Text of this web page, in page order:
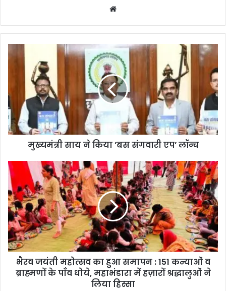
साय
’बस
संगवारी
एप’
लॉन्च
मुख्यमंत्री साय ने किया ’बस संगवारी एप’ लॉन्च
भैरव
जयंती
महोत्सव
का
हुआ
समापन
:
151
कन्याओं
ब्राह्मणों
भैरव जयंती महोत्सव का हुआ समापन : 151 कन्याओं व
ब्राह्मणों के पाँव धोये, महाभंडारा में हज़ारों श्रद्धालुओं ने
लिया हिस्सा